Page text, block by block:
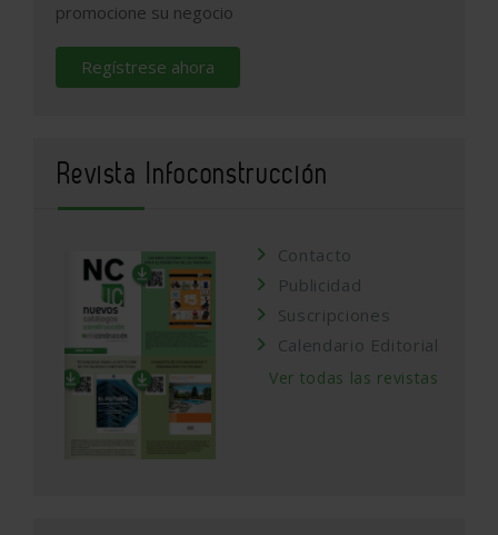
promocione su negocio
Regístrese ahora
Revista Infoconstrucción
Contacto
Publicidad
Suscripciones
Calendario Editorial
Ver todas las revistas